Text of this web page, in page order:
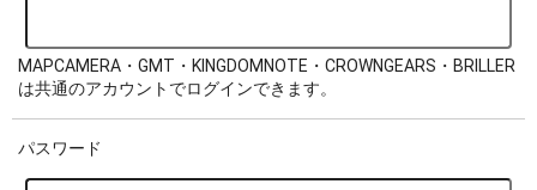
MAPCAMERA・GMT・KINGDOMNOTE・CROWNGEARS・BRILLER
は共通のアカウントでログインできます。
パスワード